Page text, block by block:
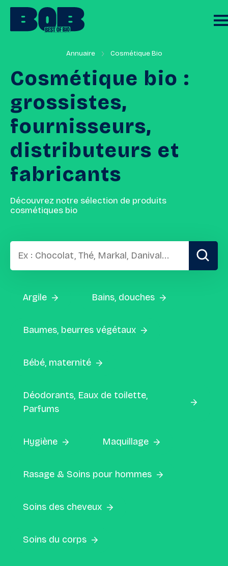
Annuaire Cosmétique Bio
Cosmétique bio :
grossistes,
fournisseurs,
distributeurs et
fabricants
Découvrez notre sélection de produits
cosmétiques bio
Argile Bains, douches
Baumes, beurres végétaux
Bébé, maternité
Déodorants, Eaux de toilette,
Parfums
Hygiène Maquillage
Rasage & Soins pour hommes
Soins des cheveux
Soins du corps